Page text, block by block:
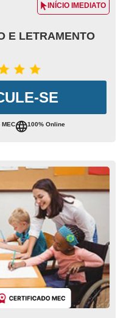
INÍCIO IMEDIATO
E LETRAMENTO
SE
100% Online